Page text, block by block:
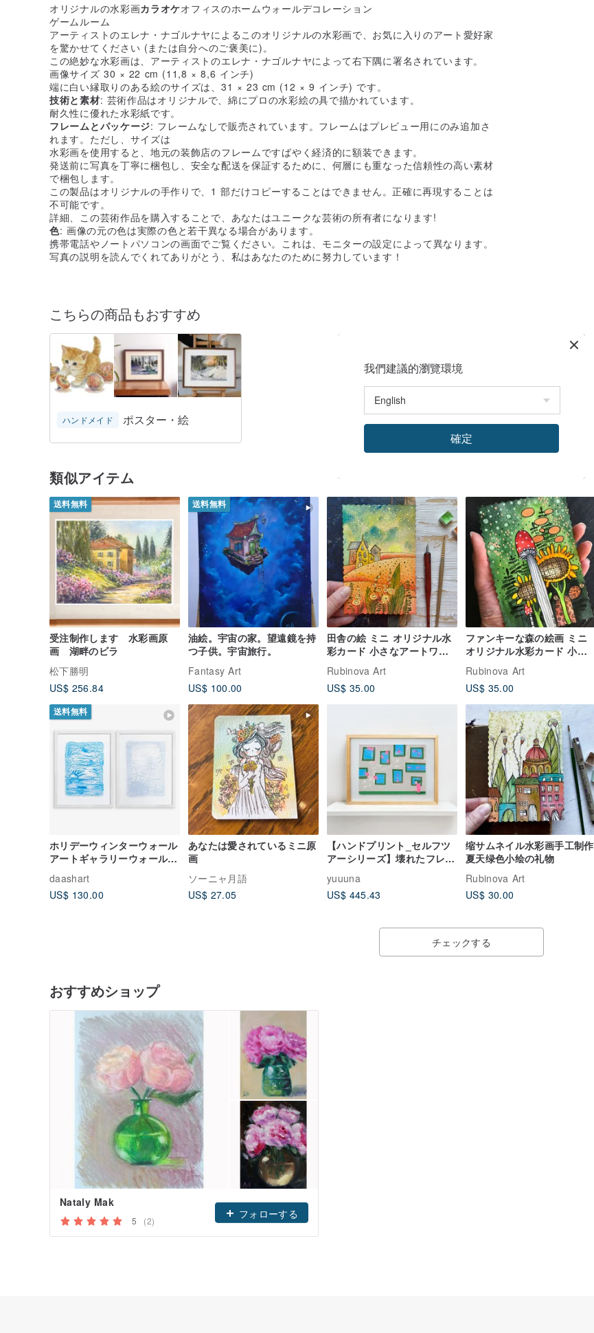
オリジナルの水彩画カラオケオフィスのホームウォールデコレーション
ゲームルーム
アーティストのエレナ・ナゴルナヤによるこのオリジナルの水彩画で、お気に入りのアート愛好家
を驚かせてください (または自分へのご褒美に)。
この絶妙な水彩画は、アーティストのエレナ・ナゴルナヤによって右下隅に署名されています。
画像サイズ 30 × 22 cm (11,8 × 8,6 インチ)
端に白い縁取りのある絵のサイズは、31 × 23 cm (12 × 9 インチ) です。
技術と素材: 芸術作品はオリジナルで、綿にプロの水彩絵の具で描かれています。
耐久性に優れた水彩紙です。
フレームとパッケージ: フレームなしで販売されています。フレームはプレビュー用にのみ追加さ
れます。ただし、サイズは
水彩画を使用すると、地元の装飾店のフレームですばやく経済的に額装できます。
発送前に写真を丁寧に梱包し、安全な配送を保証するために、何層にも重なった信頼性の高い素材
で梱包します。
この製品はオリジナルの手作りで、1 部だけコピーすることはできません。正確に再現することは
不可能です。
詳細、この芸術作品を購入することで、あなたはユニークな芸術の所有者になります!
色: 画像の元の色は実際の色と若干異なる場合があります。
携帯電話やノートパソコンの画面でご覧ください。これは、モニターの設定によって異なります。
写真の説明を読んでくれてありがとう、私はあなたのために努力しています！
こちらの商品もおすすめ
ハンドメイド ポスター・絵
類似アイテム
送料無料
受注制作します 水彩画原
画 湖畔のビラ
松下勝明
US$ 256.84
送料無料
油絵。宇宙の家。望遠鏡を持
つ子供。宇宙旅行。
Fantasy Art
US$ 100.00
田舎の絵 ミニ オリジナル水
彩カード 小さなアートワー
Rubinova Art
US$ 35.00
ファンキーな森の絵画 ミニ
オリジナル水彩カード 小さ
アート
Rubinova Art
US$ 35.00
送料無料
ホリデーウィンターウォール
アートギャラリーウォール2
抽象テクスチャ
daashart
US$ 130.00
あなたは愛されているミニ原
画
ソーニャ月語
US$ 27.05
【ハンドプリント_セルフツ
アーシリーズ】壊れたフレー
yuuuna
US$ 445.43
缩サムネイル水彩画手工制作
夏天绿色小绘の礼物
Rubinova Art
US$ 30.00
チェックする
おすすめショップ
Nataly Mak
5 (2)
フォローする
我們建議的瀏覽環境
確定